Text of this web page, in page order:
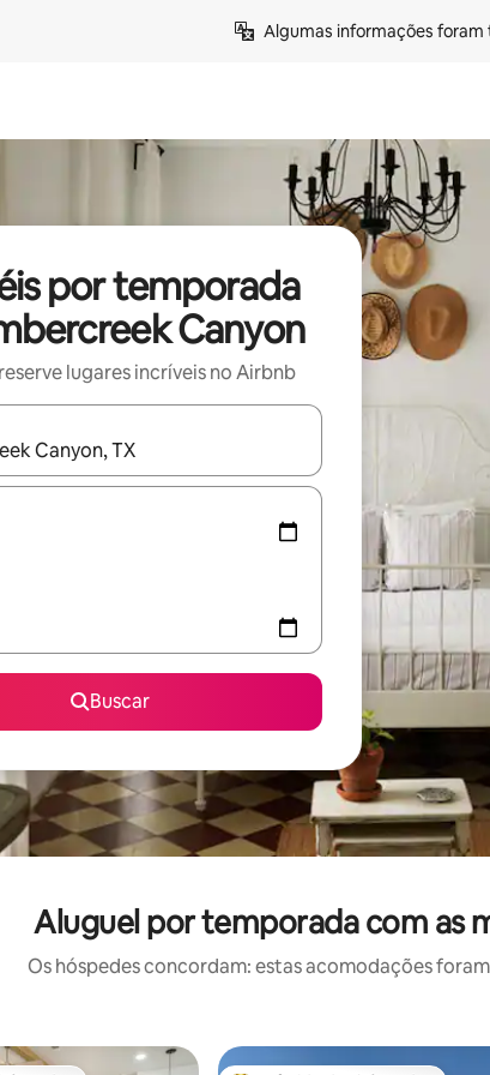
Algumas informações
por temporada
Canyon
lugares incríveis no Airbnb
resultados estiverem disponíveis, explore-os usando as seta
Buscar
Aluguel por temporada com as
Os hóspedes concordam: estas acomodações